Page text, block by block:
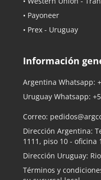
• Payoneer
• Prex - Uruguay
Información
Argentina Whatsapp:
Uruguay Whatsapp:
Correo:
Dirección Argentina:
1111, piso 10 - oficina
Dirección Uruguay:
Términos y